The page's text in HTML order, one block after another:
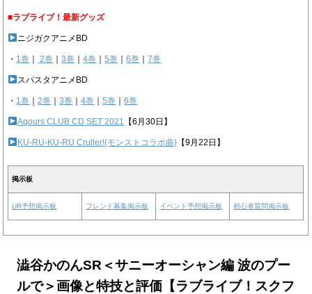
■ラブライブ！最新グッズ
ニジガクアニメBD
・ 1巻 2巻 ｜3巻 ｜4巻 ｜5巻 ｜6巻 ｜7巻
スパスタアニメBD
・ 1巻 ｜2巻 ｜3巻 ｜4巻 ｜5巻 ｜6巻
Aqours CLUB CD SET 2021 【6月30日】
KU-RU-KU-RU Cruller!(モンストコラボ曲) 【9月22日】
掲示板
UR予想掲示板 フレンド募集掲示板 イベント予想掲示板 初心者質問掲示板
澁谷かのんSR＜サニーオーシャン編 波のプー
ルで＞画像と特技と評価【ラブライブ！スクフ